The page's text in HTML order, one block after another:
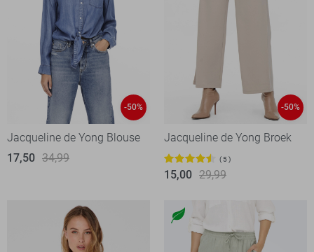
-50%
Jacqueline de Yong Blouse
17,50 34,99
-50%
Jacqueline de Yong Broek
5
15,00 29,99